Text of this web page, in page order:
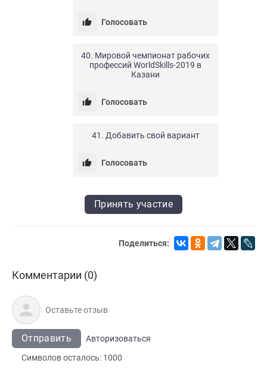
Голосовать
40. Мировой чемпионат рабочих
профессий WorldSkills-2019 в
Казани
Голосовать
41. Добавить свой вариант
Голосовать
Принять участие
Поделиться:
Комментарии (0)
Отправить
Авторизоваться
Символов осталось: 1000